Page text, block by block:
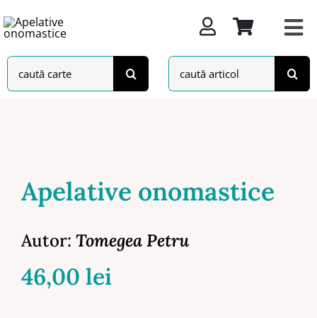
to
Search
for:
Search
for:
Apelative onomastice
Autor: Tomegea Petru
46,00 lei